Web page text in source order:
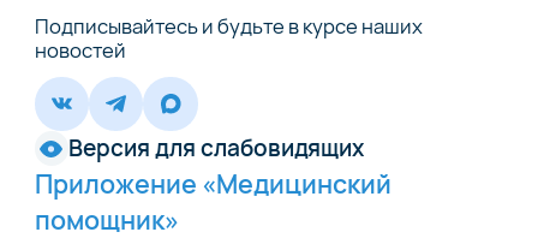
Подписывайтесь и будьте в курсе наших
новостей
Версия для слабовидящих
Приложение «Медицинский
помощник»